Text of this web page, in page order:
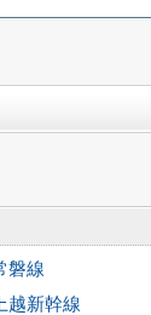
磐線
上越新幹線